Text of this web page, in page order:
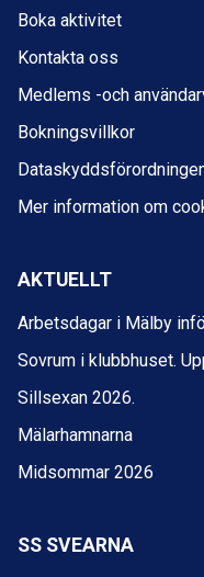
Boka aktivitet
Kontakta oss
Medlems -och
Bokningsvillkor
Mer information om
AKTUELLT
Arbetsdagar i Mälby
Sovrum i klubbhuset.
Sillsexan 2026.
Mälarhamnarna
Midsommar 2026
SS SVEARNA